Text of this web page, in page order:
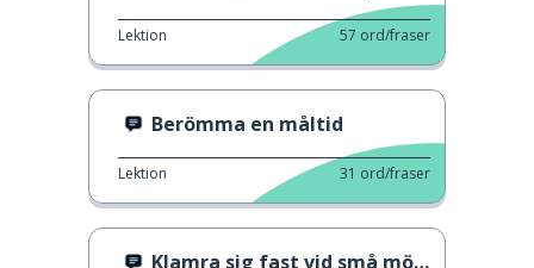
Lektion 57 ord/fraser
Berömma en måltid
Lektion 31 ord/fraser
Klamra sig fast vid små möjligheter